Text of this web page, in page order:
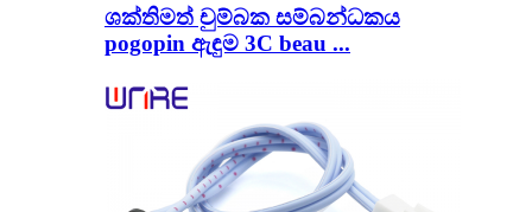
ශක්තිමත් චුම්බක සම්බන්ධකය
pogopin ඇඳුම 3C beau ...